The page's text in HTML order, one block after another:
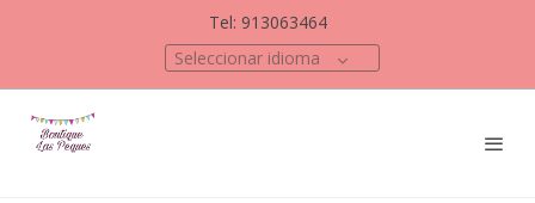
Tel: 913063464
Seleccionar idioma